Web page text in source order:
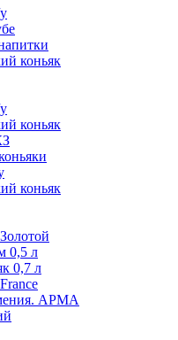
коньяк
коньяк
коньяк
0,5 л
0,7 л
АРМА